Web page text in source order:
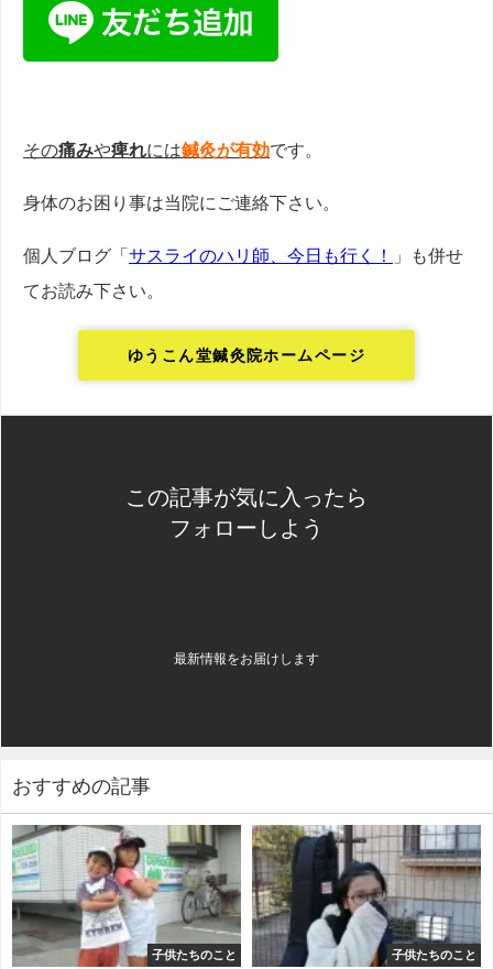
その痛みや痺れには鍼灸が有効です。
身体のお困り事は当院にご連絡下さい。
個人ブログ「 サスライのハリ師、今日も行く！
」も併せ
てお読み下さい。
ゆうこん堂鍼灸院ホームページ
この記事が気に入ったら
フォローしよう
最新情報をお届けします
おすすめの記事
子供たちのこと 子供たちのこと